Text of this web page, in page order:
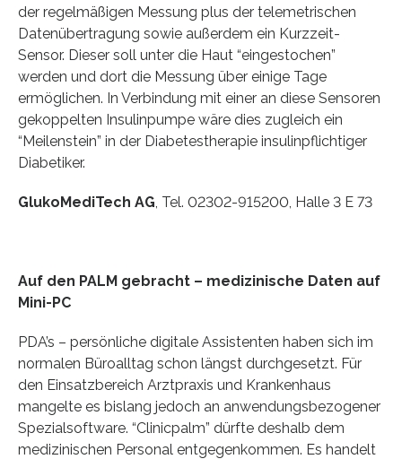
der regelmäßigen Messung plus der telemetrischen
Datenübertragung sowie außerdem ein Kurzzeit-
Sensor. Dieser soll unter die Haut “eingestochen”
werden und dort die Messung über einige Tage
ermöglichen. In Verbindung mit einer an diese Sensoren
gekoppelten Insulinpumpe wäre dies zugleich ein
“Meilenstein” in der Diabetestherapie insulinpflichtiger
Diabetiker.
GlukoMediTech AG , Tel. 02302-915200, Halle 3 E 73
Auf den PALM gebracht – medizinische Daten auf
Mini-PC
PDA’s – persönliche digitale Assistenten haben sich im
normalen Büroalltag schon längst durchgesetzt. Für
den Einsatzbereich Arztpraxis und Krankenhaus
mangelte es bislang jedoch an anwendungsbezogener
Spezialsoftware. “Clinicpalm” dürfte deshalb dem
medizinischen Personal entgegenkommen. Es handelt